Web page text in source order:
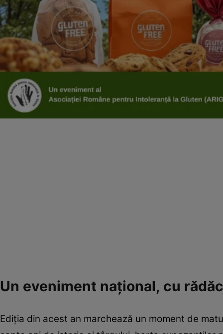
Un eveniment național, cu
Ediția din acest an marchează un moment de